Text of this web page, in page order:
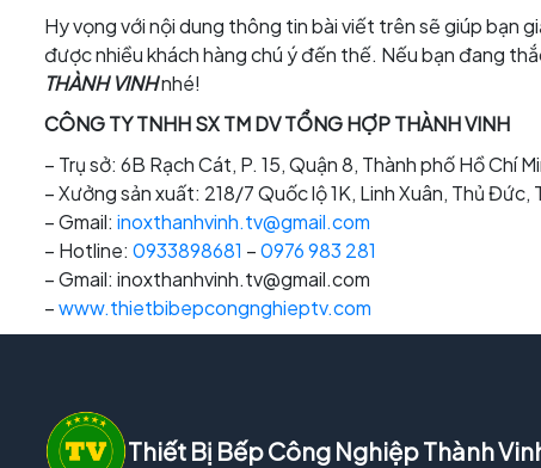
Hy vọng với nội dung thông tin bài viết trên sẽ giúp bạn
được nhiều khách hàng chú ý đến thế. Nếu bạn đang
THÀNH VINHnhé!
CÔNG TY TNHH SX TM DV TỔNG HỢP THÀNH VINH
– Trụ sở: 6B Rạch Cát, P. 15, Quận 8, Thành phố Hồ Chí
– Xưởng sản xuất: 218/7 Quốc lộ 1K, Linh Xuân, Thủ Đức,
– Gmail: inoxthanhvinh.tv@gmail.com
– Hotline: 0933898681 –0976 983 281
– Gmail: inoxthanhvinh.tv@gmail.com
–www.thietbibepcongnghieptv.com
Thiết Bị Bếp Công Nghiệp Thành